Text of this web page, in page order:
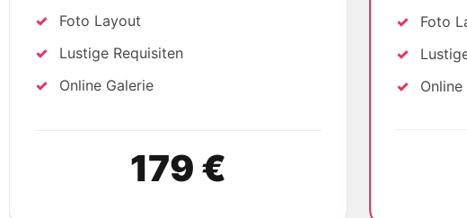
Foto Layout
Lustige Requisiten
Online Galerie
179 €
Foto